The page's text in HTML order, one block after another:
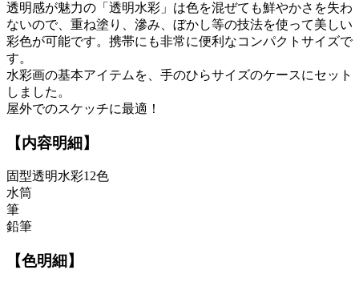
透明感が魅力の「透明水彩」は色を混ぜても鮮やかさを失わ
ないので、重ね塗り、滲み、ぼかし等の技法を使って美しい
彩色が可能です。携帯にも非常に便利なコンパクトサイズで
す。
水彩画の基本アイテムを、手のひらサイズのケースにセット
しました。
屋外でのスケッチに最適！
【内容明細】
固型透明水彩12色
水筒
筆
鉛筆
【色明細】